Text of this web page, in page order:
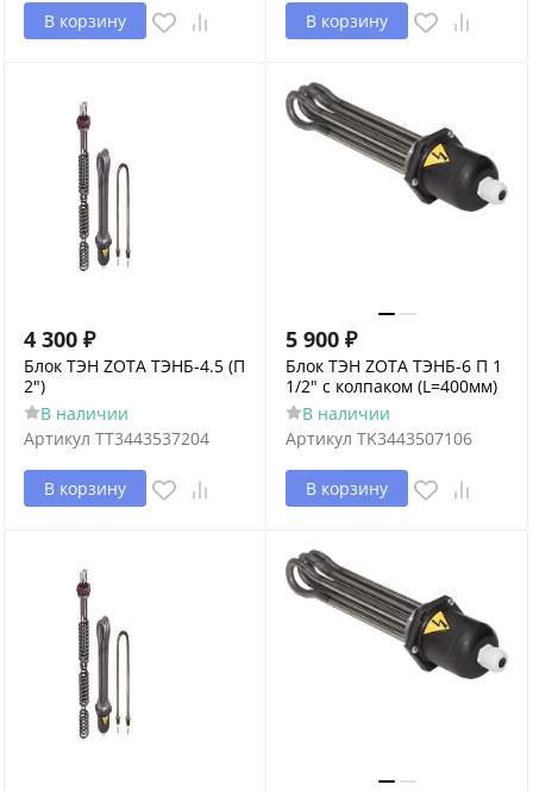
В корзину В корзину
4 300 ₽
Блок ТЭН ZOTA ТЭНБ-4.5 (П
2")
В наличии
Артикул ТТ3443537204
В корзину
5 900 ₽
Блок ТЭН ZOTA ТЭНБ-6 П 1
1/2" с колпаком (L=400мм)
В наличии
Артикул TK3443507106
В корзину